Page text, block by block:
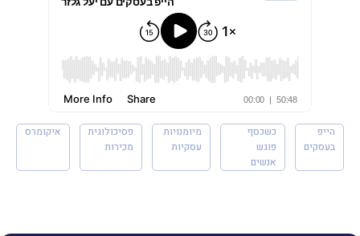
הייפ
בעסקים
כשכסף
פוגש
אנשים
מיומנויות
עסקיות
פסיכולוגית
מכירות
איקומרס